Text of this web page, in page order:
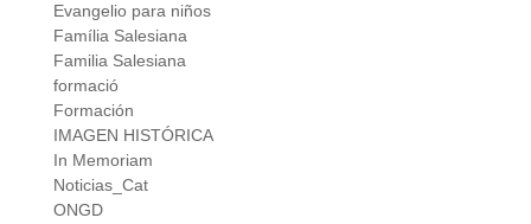
Evangelio para niños
Família Salesiana
Familia Salesiana
formació
Formación
IMAGEN HISTÓRICA
In Memoriam
Noticias_Cat
ONGD